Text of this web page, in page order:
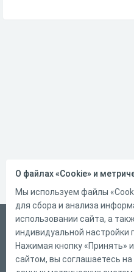
Русский
Справка
Форма обратной связи
О файлах «Cookie» и
Мы используем файлы
для сбора и анализа
использовании сайта, а
индивидуальной настройки
Нажимая кнопку «Принять»
сайтом, вы соглашаетесь